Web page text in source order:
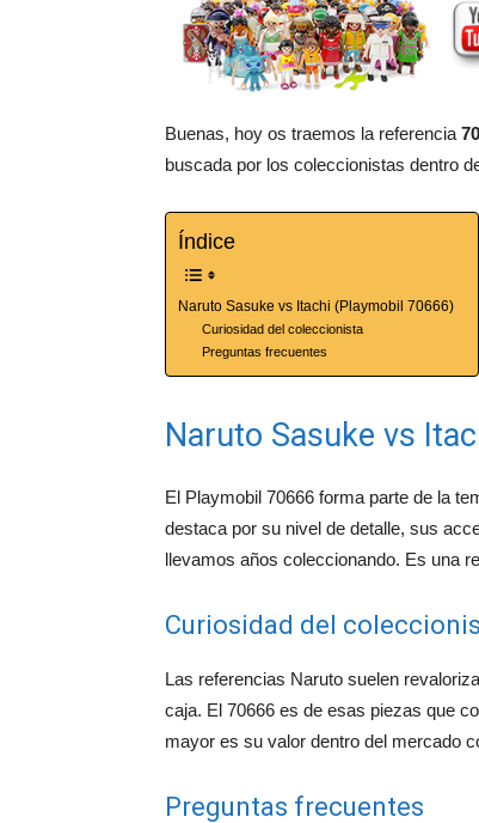
Buenas, hoy os traemos la referencia
buscada por los coleccionistas dentro
Índice
Naruto Sasuke vs Itachi (Playmobil 70666)
Curiosidad del coleccionista
Preguntas frecuentes
Naruto Sasuke vs
El Playmobil 70666 forma parte de la
destaca por su nivel de detalle, sus
llevamos años coleccionando. Es una
Curiosidad del
Las referencias Naruto suelen
caja. El 70666 es de esas piezas que
mayor es su valor dentro del mercado
Preguntas frecuentes